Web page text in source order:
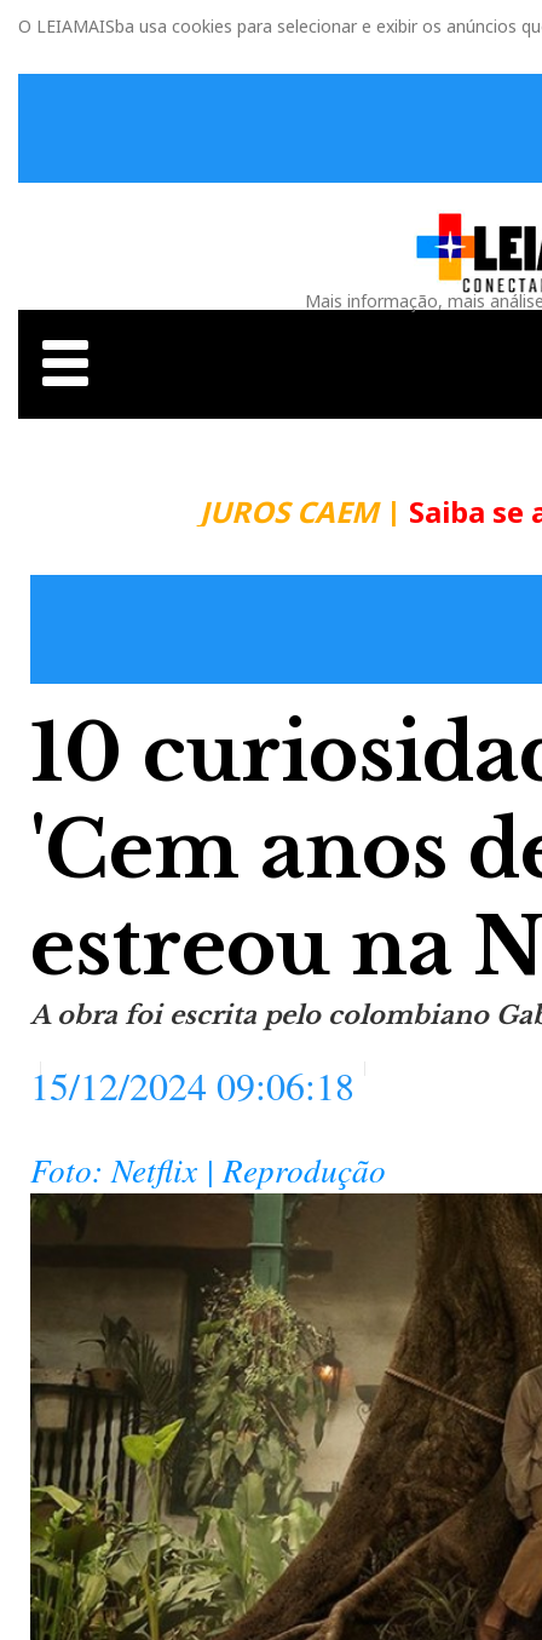
O LEIAMAISba usa cookies para selecionar e exibir os anúncios
Mais informação, mais
JUROS CAEM| Saiba se
10
'Cem anos
estreou na
A obra foi escrita pelo colombiano
15/12/2024 09:06:18
Foto: Netflix | Reprodução